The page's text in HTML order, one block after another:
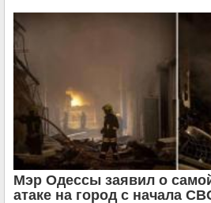
Мэр Одессы заявил о
атаке на город с начала